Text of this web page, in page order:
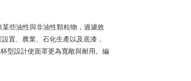
些油性與非油性顆粒物，過濾效
置、農業、石化生產以及底漆，
型設計使面罩更為寬敞與耐用。編